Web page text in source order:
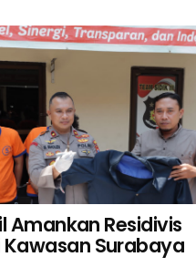
Amankan Residivis
Surabaya